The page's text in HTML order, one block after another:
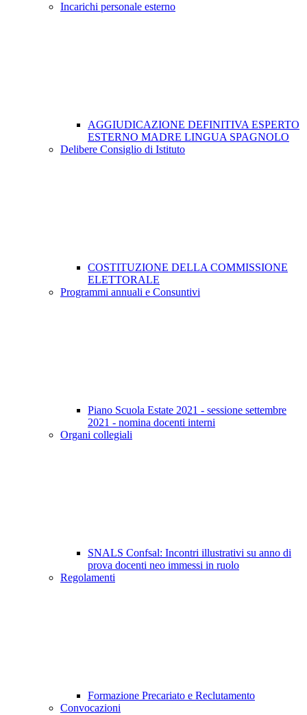
Incarichi personale esterno
AGGIUDICAZIONE DEFINITIVA ESPERTO
ESTERNO MADRE LINGUA SPAGNOLO
Delibere Consiglio di Istituto
COSTITUZIONE DELLA COMMISSIONE
ELETTORALE
Programmi annuali e Consuntivi
Piano Scuola Estate 2021 - sessione settembre
2021 - nomina docenti interni
Organi collegiali
SNALS Confsal: Incontri illustrativi su anno di
prova docenti neo immessi in ruolo
Regolamenti
Formazione Precariato e Reclutamento
Convocazioni